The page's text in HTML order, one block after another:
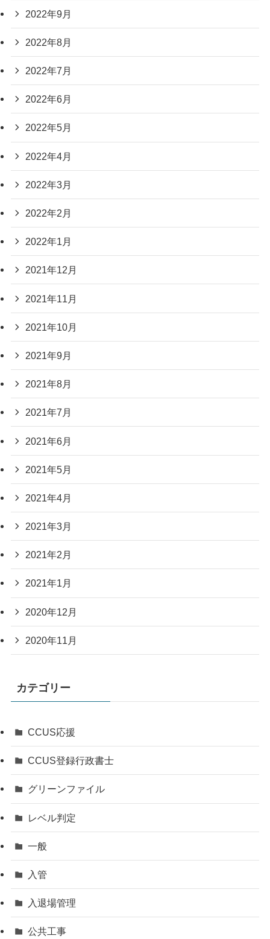
2022年9月
2022年8月
2022年7月
2022年6月
2022年5月
2022年4月
2022年3月
2022年2月
2022年1月
2021年12月
2021年11月
2021年10月
2021年9月
2021年8月
2021年7月
2021年6月
2021年5月
2021年4月
2021年3月
2021年2月
2021年1月
2020年12月
2020年11月
カテゴリー
CCUS応援
CCUS登録行政書士
グリーンファイル
レベル判定
一般
入管
入退場管理
公共工事